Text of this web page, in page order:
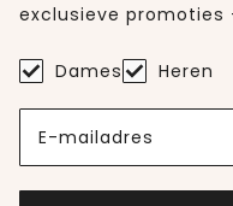
exclusieve
Dames Heren
E-mailadres